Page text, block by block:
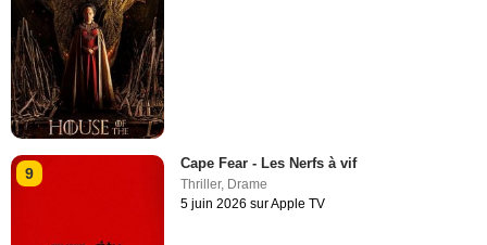
9
Cape Fear - Les Nerfs à vif
Thriller, Drame
5 juin 2026 sur Apple TV